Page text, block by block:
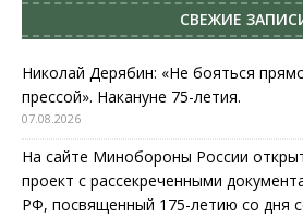
СВЕЖИЕ
Николай Дерябин: «Не бояться
прессой». Накануне 75-летия.
07.08.2026
На сайте Минобороны России
проект с рассекреченными
РФ, посвященный 175-летию со дня